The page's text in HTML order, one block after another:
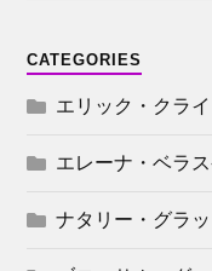
CATEGORIES
エリック・クラ
エレーナ・ベラ
ナタリー・グラ